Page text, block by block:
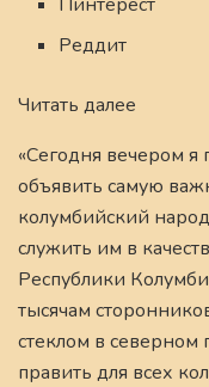
Реддит
Читать далее
«Сегодня вечером
объявить самую
колумбийский
служить им в
Республики
тысячам
стеклом в северном
править для всех